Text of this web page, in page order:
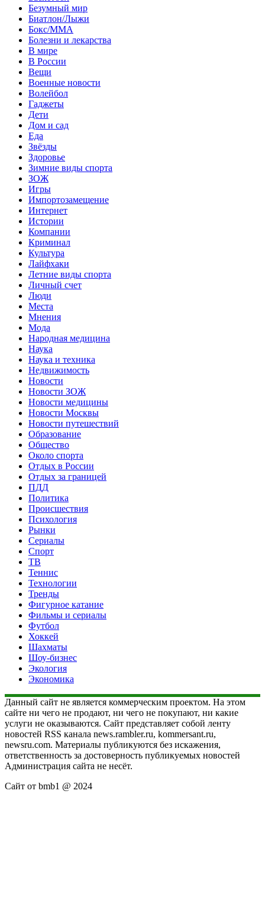
Безумный мир
Биатлон/Лыжи
Бокс/MMA
Болезни и лекарства
В мире
В России
Вещи
Военные новости
Волейбол
Гаджеты
Дети
Дом и сад
Еда
Звёзды
Здоровье
Зимние виды спорта
ЗОЖ
Игры
Импортозамещение
Интернет
Истории
Компании
Криминал
Культура
Лайфхаки
Летние виды спорта
Личный счет
Люди
Места
Мнения
Мода
Народная медицина
Наука
Наука и техника
Недвижимость
Новости
Новости ЗОЖ
Новости медицины
Новости Москвы
Новости путешествий
Образование
Общество
Около спорта
Отдых в России
Отдых за границей
ПДД
Политика
Происшествия
Психология
Рынки
Сериалы
Спорт
ТВ
Теннис
Технологии
Тренды
Фигурное катание
Фильмы и сериалы
Футбол
Хоккей
Шахматы
Шоу-бизнес
Экология
Экономика
Данный сайт не является коммерческим проектом. На этом
сайте ни чего не продают, ни чего не покупают, ни какие
услуги не оказываются. Сайт представляет собой ленту
новостей RSS канала news.rambler.ru, kommersant.ru,
newsru.com. Материалы публикуются без искажения,
ответственность за достоверность публикуемых новостей
Администрация сайта не несёт.
Сайт от bmb1 @ 2024